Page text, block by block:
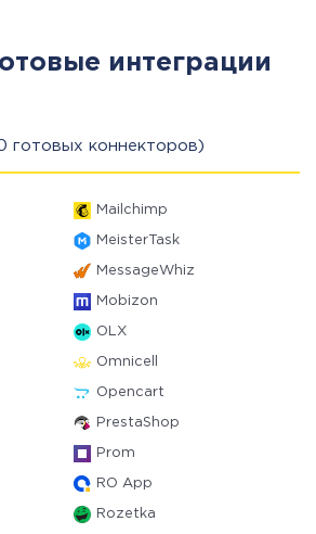
интеграции
готовых коннекторов)
Mailchimp
MeisterTask
MessageWhiz
Mobizon
OLX
Omnicell
Opencart
PrestaShop
Prom
RO App
Rozetka